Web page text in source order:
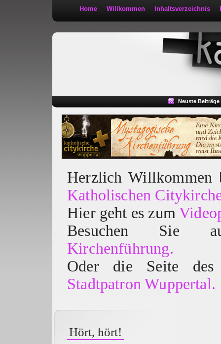
Home Willkommen Inhaltsverzeichnis
Neuste Beiträge
Herzlich
Katholischen
Hier geht es zum
Besuchen
Kirchenführung.
Oder die Seite des
Stadtpatron Wuppertal.
Hört, hört!